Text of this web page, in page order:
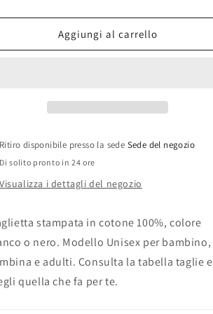
quantità
per
degli
quantità
per
Maglietta
degli
Aggiungi al carrello
Ritiro disponibile presso la sede Sede del negozio
Di solito pronto in 24 ore
Visualizza i dettagli del negozio
stampata in cotone 100%, colore
o nero. Modello Unisex per bambino,
e adulti. Consulta la tabella taglie e
quella che fa per te.